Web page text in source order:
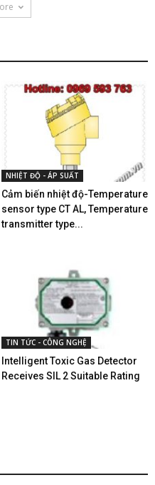
NHIỆT ĐỘ - ÁP SUẤT
Cảm biến nhiệt độ-Temperature
sensor type CT AL, Temperature
transmitter type...
TIN TỨC - CÔNG NGHỆ
Intelligent Toxic Gas Detector
Receives SIL 2 Suitable Rating